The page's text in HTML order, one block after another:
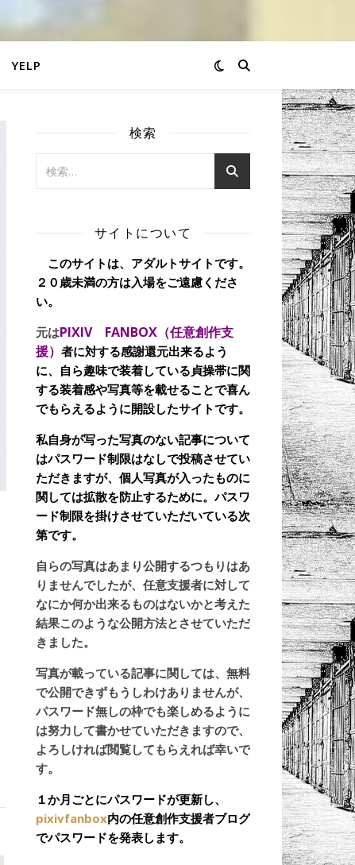
YELP
検索
サイトについて
このサイトは、アダルトサイトです。
２０歳未満の方は入場をご遠慮くださ
い。
元はPIXIV FANBOX（任意創作支
援） 者に対する感謝還元出来るよう
に、自ら趣味で装着している貞操帯に関
する装着感や写真等を載せることで喜ん
でもらえるように開設したサイトです。
私自身が写った写真のない記事について
はパスワード制限はなしで投稿させてい
ただきますが、個人写真が入ったものに
関しては拡散を防止するために。パスワ
ード制限を掛けさせていただいている次
第です。
自らの写真はあまり公開するつもりはあ
りませんでしたが、任意支援者に対して
なにか何か出来るものはないかと考えた
結果このような公開方法とさせていただ
きました。
写真が載っている記事に関しては、無料
で公開できずもうしわけありませんが、
パスワード無しの枠でも楽しめるように
は努力して書かせていただきますので、
よろしければ閲覧してもらえれば幸いで
す。
１か月ごとにパスワードが更新し、
pixivfanbox内の任意創作支援者ブログ
でパスワードを発表します。